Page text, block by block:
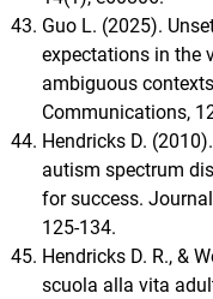
Guo L. (2025).
expectations in the
ambiguous
Communications,
Hendricks D.
autism spectrum
for success.
125-134.
Hendricks D. R., &
scuola alla vita